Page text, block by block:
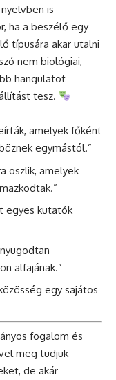
is
ha a beszélő egy
típusára akar utalni
nem biológiai,
hangulatot
tesz.
amelyek főként
egymástól.”
oszlik, amelyek
egyes kutatók
alfajának.”
egy sajátos
fogalom és
meg tudjuk
de akár